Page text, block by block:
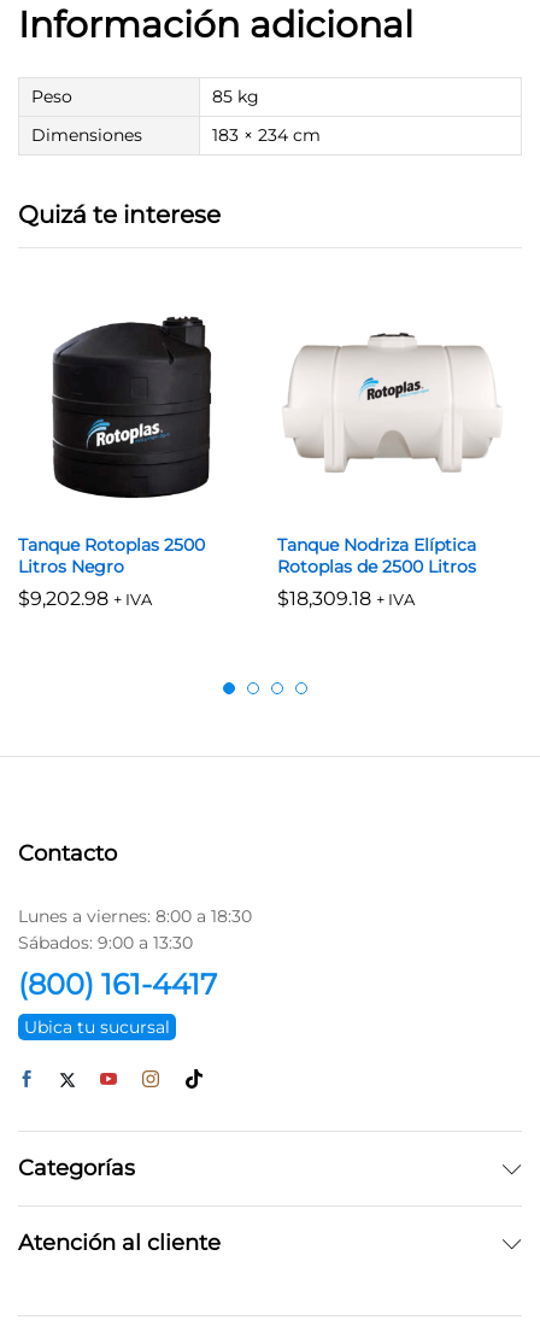
Información adicional
Peso
85 kg
Dimensiones
183 × 234 cm
Quizá te interese
Tanque Rotoplas 2500
Litros Negro
$9,202.98 + IVA
Tanque Nodriza Elíptica
Rotoplas de 2500 Litros
$18,309.18 + IVA
Contacto
Lunes a viernes: 8:00 a 18:30
Sábados: 9:00 a 13:30
(800) 161-4417
Ubica tu sucursal
Categorías
Atención al cliente